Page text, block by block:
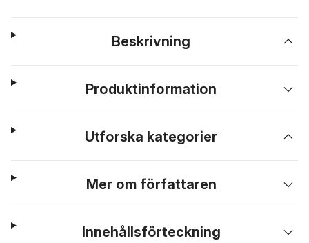
Beskrivning
Produktinformation
Utforska kategorier
Mer om författaren
Innehållsförteckning